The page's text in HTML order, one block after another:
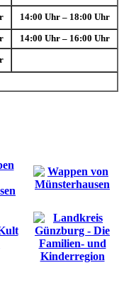
14:00 Uhr – 18:00 Uhr
14:00 Uhr – 16:00 Uhr